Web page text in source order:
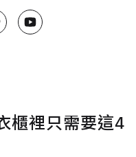
櫃裡只需要這4